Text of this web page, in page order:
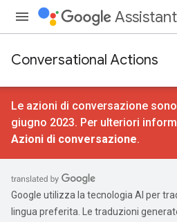
Assistant
Conversational Actions
Le azioni di conversazione
giugno 2023. Per ulteriori
Azioni di conversazione.
Google utilizza la tecnologia AI per
lingua preferita. Le traduzioni